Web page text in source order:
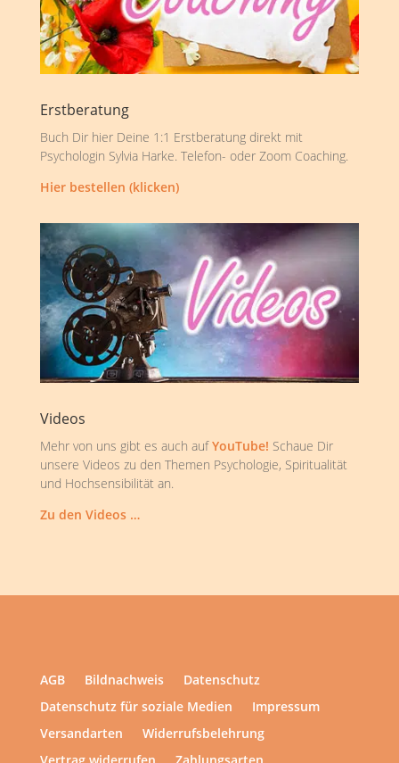
Erstberatung
Buch Dir hier Deine 1:1 Erstberatung direkt mit
Psychologin Sylvia Harke. Telefon- oder Zoom Coaching.
Hier bestellen (klicken)
Videos
Mehr von uns gibt es auch aufYouTube! Schaue Dir
unsere Videos zu den Themen Psychologie, Spiritualität
und Hochsensibilität an.
Zu den Videos …
AGB Bildnachweis
Datenschutz
Datenschutz für soziale Medien
Impressum
Versandarten
Widerrufsbelehrung